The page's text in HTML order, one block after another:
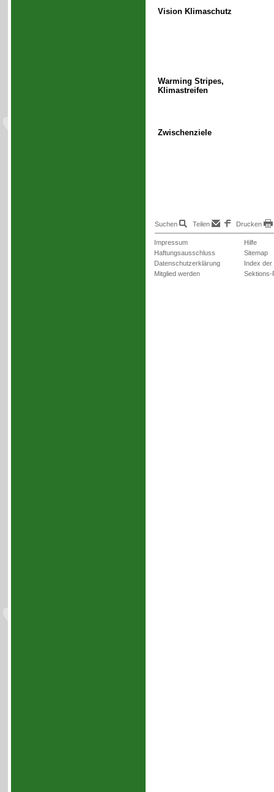
Vision Klimaschutz
Warming Stripes,
Klimastreifen
Zwischenziele
Suchen Teilen Drucken
Impressum
Haftungsausschluss
Datenschutzerklärung
Mitglied werden
Hilfe
Sitemap
Index der
Sektions-